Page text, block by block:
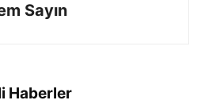
Sayın
Haberler